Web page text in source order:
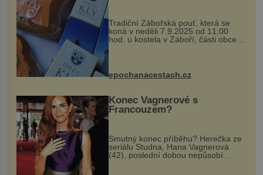
Tradiční Zábořská pouť, která se
koná v neděli 7.9.2025 od 11:00
hod. u kostela v Záboří, části obce
Kly u Mělníka. V programu naleznete
komentovanou prohlídku kostela,
epochanacestach.cz
Konec Vagnerové s
Francouzem?
Smutný konec příběhu? Herečka ze
seriálu Studna, Hana Vagnerová
(42), poslední dobou nepůsobí